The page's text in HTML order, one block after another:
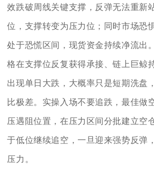
效跌破周线关键支撑，反弹无法重新
位，支撑转变为压力位；同时市场恐
处于恐慌区间，现货资金持续净流出
格在支撑位反复获得承接、链上巨鲸
出现单日大跌，大概率只是短期洗盘
比极差。实操入场不要追跌，最佳做
压遇阻位置，在压力区间分批建立空
于低位继续追空，一旦迎来强势反弹
压力。